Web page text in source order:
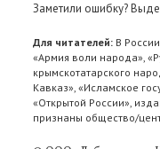
Заметили ошибку?
Для читателей: В
«Армия воли народа»,
крымскотатарского
Кавказ», «Исламское
«Открытой России»,
признаны общество/